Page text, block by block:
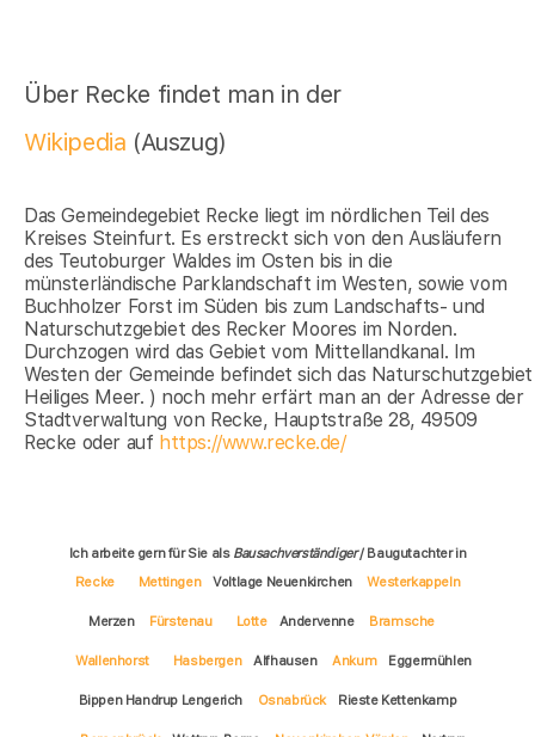
Über Recke findet man in der
Wikipedia (Auszug)
Das Gemeindegebiet Recke liegt im nördlichen Teil des
Kreises Steinfurt. Es erstreckt sich von den Ausläufern
des Teutoburger Waldes im Osten bis in die
münsterländische Parklandschaft im Westen, sowie vom
Buchholzer Forst im Süden bis zum Landschafts- und
Naturschutzgebiet des Recker Moores im Norden.
Durchzogen wird das Gebiet vom Mittellandkanal. Im
Westen der Gemeinde befindet sich das Naturschutzgebiet
Heiliges Meer. ) noch mehr erfärt man an der Adresse der
Stadtverwaltung von Recke, Hauptstraße 28, 49509
Recke oder auf https://www.recke.de/
Ich arbeite gern für Sie als Bausachverständiger/ Baugutachter in
Recke
Mettingen Voltlage Neuenkirchen Westerkappeln
Merzen Fürstenau Lotte Andervenne Bramsche
Wallenhorst Hasbergen Alfhausen Ankum Eggermühlen
Bippen Handrup Lengerich Osnabrück Rieste Kettenkamp